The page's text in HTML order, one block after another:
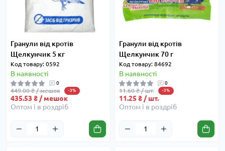
Гранули від кротів
Щелкунчик 5 кг
Код товару: 0592
В наявності
0
449.00 ₴ / мешок -3%
435.53 ₴ / мешок
Оптом і в роздріб
Гранули від кротів
Щелкунчик 70 г
Код товару: 84692
В наявності
0
11.60 ₴ / шт. -3%
11.25 ₴ / шт.
Оптом і в роздріб